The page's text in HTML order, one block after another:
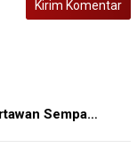
Sempa…